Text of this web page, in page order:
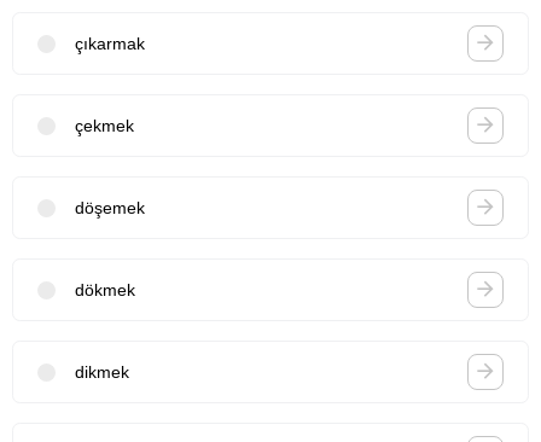
çıkarmak
çekmek
döşemek
dökmek
dikmek